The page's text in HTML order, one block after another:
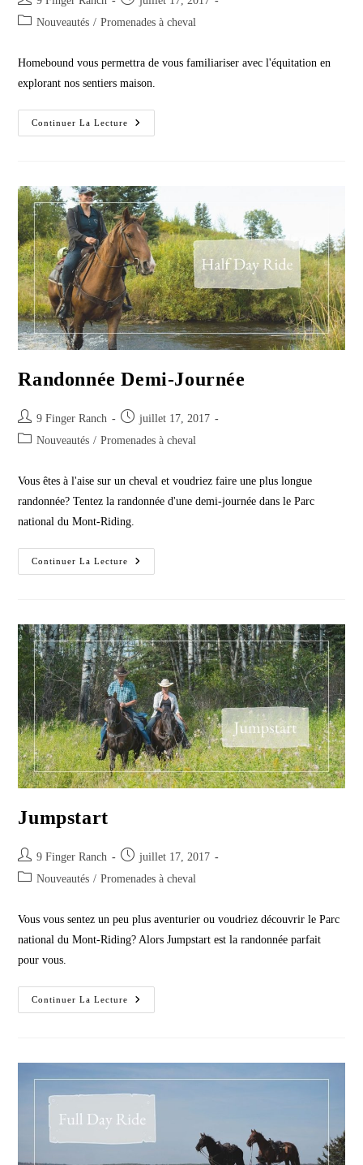
author:
published:
PostNouveautés / Promenades à cheval
Homebound vous permettra de vous familiariser avec l'équitation en
explorant nos sentiers maison.
Continuer La Lecture Homebound
Randonnée Demi-Journée
Post
author:
9 Finger Ranch
Post
published:
juillet 17, 2017
PostNouveautés / Promenades à cheval
Vous êtes à l'aise sur un cheval et voudriez faire une plus longue
randonnée? Tentez la randonnée d'une demi-journée dans le Parc
national du Mont-Riding.
Continuer La Lecture
Randonnée
Demi-
Jumpstart
Post
author:
9 Finger Ranch
Post
published:
juillet 17, 2017
PostNouveautés / Promenades à cheval
Vous vous sentez un peu plus aventurier ou voudriez découvrir le Parc
national du Mont-Riding? Alors Jumpstart est la randonnée parfait
pour vous.
Continuer La Lecture Jumpstart